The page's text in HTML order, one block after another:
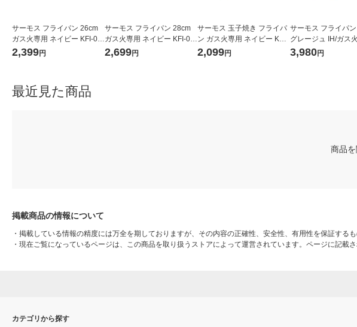
サーモス フライパン 26cm
ガス火専用 ネイビー KFI-02
6 NVY 1個
2,399円
サーモス フライパン 28cm
ガス火専用 ネイビー KFI-02
8 NVY 1個
2,699円
サーモス 玉子焼き フライパ
ン ガス火専用 ネイビー KFI-
013E NVY 1個
2,099円
サーモス フライパ
グレージュ IH/ガス
FO-024 GG 1個 深型
3,980円
最近見た商品
商品
掲載商品の情報について
・ 掲載している情報の精度には万全を期しておりますが、その内容の正確性、安全性、有用性を保証するも
・ 現在ご覧になっているページは、この商品を取り扱うストアによって運営されています。ページに記載
カテゴリから探す